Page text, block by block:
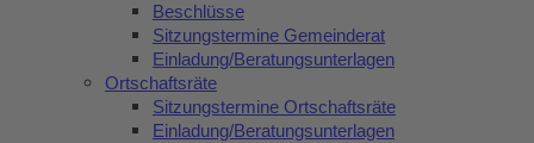
Beschlüsse
Sitzungstermine Gemeinderat
Einladung/Beratungsunterlagen
Ortschaftsräte
Sitzungstermine Ortschaftsräte
Einladung/Beratungsunterlagen